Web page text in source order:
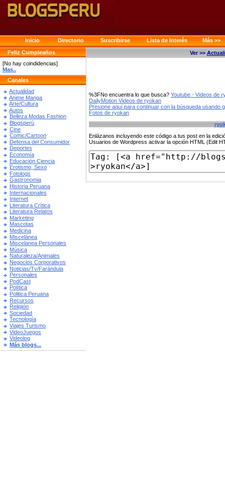
Inicio Directorio Suscribirse Lista de Interés
Más >>
Feliz Cumpleaños
[No hay coindidencias]
Mas..
Canales
Actualidad
Anime Manga
Arte/Cultura
Autos
Belleza Modas Fashion
Blogsperú
Cine
Comic/Cartoon
Defensa del Consumidor
Deportes
Economía
Educación Ciencia
Erotismo, Sexo
Fotologs
Gastronomia
Historia Peruana
Internacionales
Internet
Literatura Crítica
Literatura Relatos
Marketing
Mascotas
Medicina
Miscelánea
Miscelanea Personales
Música
Naturaleza/Animales
Negocios Corporativos
Noticias/Tv/Farándula
Personales
PodCast
Política
Politica Peruana
Recursos
Religión
Sociedad
Tecnología
Viajes Turismo
VideoJuegos
Videolog
Más blogs...
Ver >>
%3FNo encuentra lo que busca? Youtube - Videos de
DailyMotion Videos de ryokan
Presione aquí para continuar con la búsqueda usando
Fotos de ryokan
Enlázanos incluyendo este código a tus post en la
Usuarios de Wordpress activar la opción HTML (Edit